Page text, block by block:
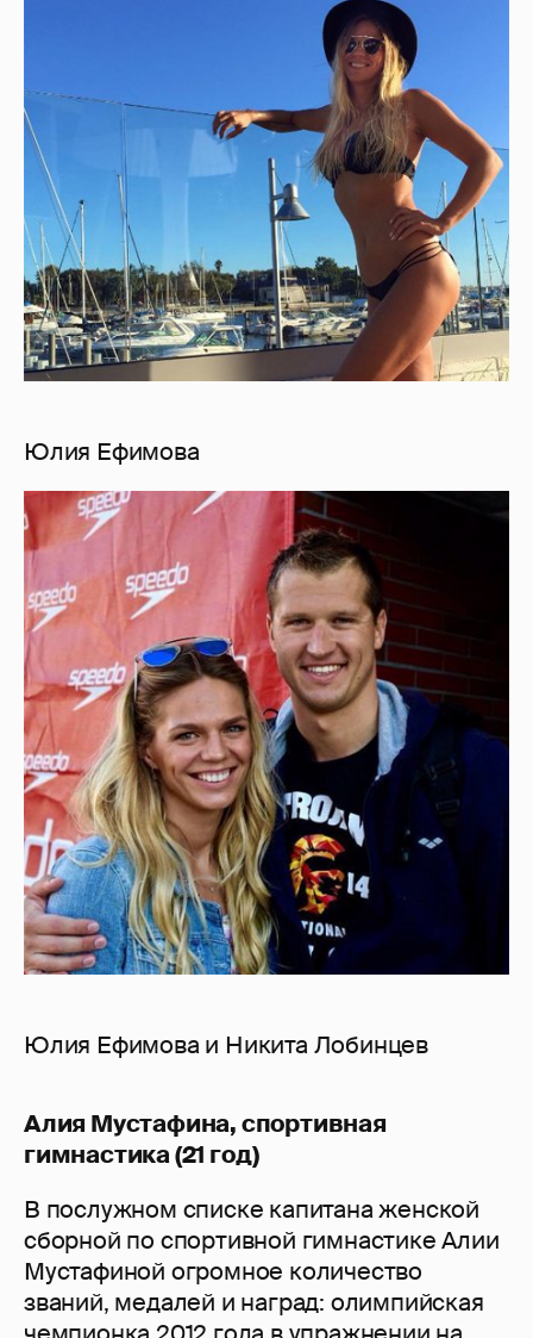
Юлия Ефимова
Юлия Ефимова и Никита Лобинцев
Алия Мустафина, спортивная
гимнастика (21 год)
В послужном списке капитана женской
сборной по спортивной гимнастике Алии
Мустафиной огромное количество
званий, медалей и наград: олимпийская